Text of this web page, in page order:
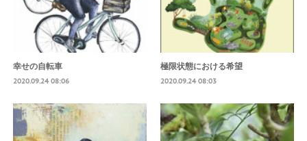
幸せの自転車
2020.09.24 08:06
極限状態における希望
2020.09.24 08:03